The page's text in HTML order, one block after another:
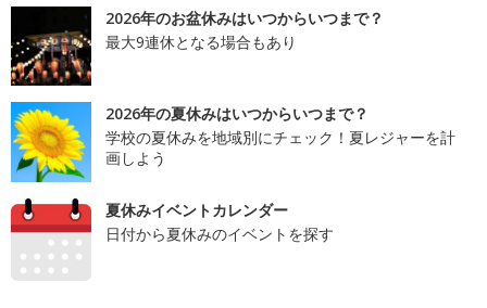
2026年のお盆休みはいつからいつまで？
最大9連休となる場合もあり
2026年の夏休みはいつからいつまで？
学校の夏休みを地域別にチェック！夏レジャーを計
画しよう
夏休みイベントカレンダー
日付から夏休みのイベントを探す